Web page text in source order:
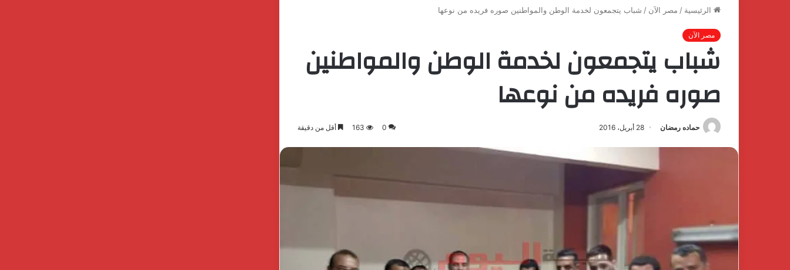
الرئيسية / مصر الآن / شباب يتجمعون لخدمة الوطن والمواطنين صوره فريده من نوعها
مصر الآن
شباب يتجمعون لخدمة الوطن والمواطنين
صوره فريده من نوعها
حماده رمضان 28 أبريل، 2016 0
163 أقل من دقيقة